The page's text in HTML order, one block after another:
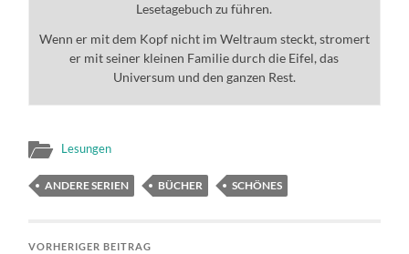
Lesetagebuch zu führen.
Wenn er mit dem Kopf nicht im Weltraum steckt, stromert
er mit seiner kleinen Familie durch die Eifel, das
Universum und den ganzen Rest.
Lesungen
ANDERE SERIEN BÜCHER SCHÖNES
VORHERIGER BEITRAG